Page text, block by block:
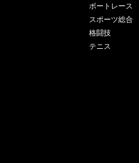
ボートレース
スポーツ総合
格闘技
テニス